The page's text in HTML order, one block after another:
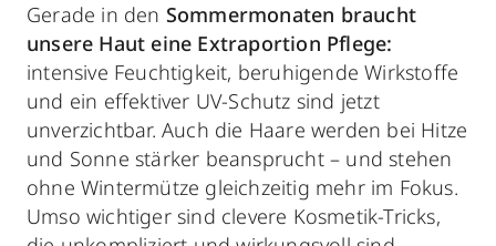
Gerade in den Sommermonaten braucht
unsere Haut eine Extraportion Pflege:
intensive Feuchtigkeit, beruhigende Wirkstoffe
und ein effektiver UV-Schutz sind jetzt
unverzichtbar. Auch die Haare werden bei Hitze
und Sonne stärker beansprucht – und stehen
ohne Wintermütze gleichzeitig mehr im Fokus.
Umso wichtiger sind clevere Kosmetik-Tricks,